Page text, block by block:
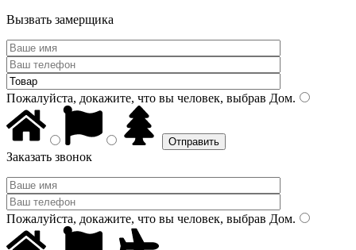
Вызвать замерщика
Пожалуйста, докажите, что вы человек, выбрав Дом.
Заказать звонок
Пожалуйста, докажите, что вы человек, выбрав Дом.